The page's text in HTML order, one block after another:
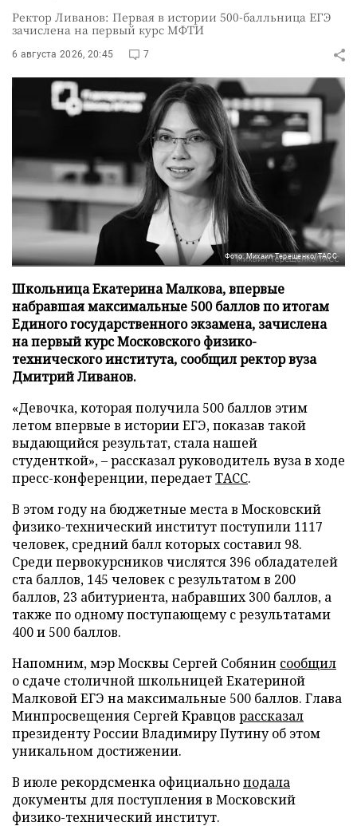
Ректор Ливанов: Первая в истории 500-балльница ЕГЭ
зачислена на первый курс МФТИ
6 августа 2026, 20:45 7
Фото: Михаил Терещенко/ТАСС
Школьница Екатерина Малкова, впервые
набравшая максимальные 500 баллов по итогам
Единого государственного экзамена, зачислена
на первый курс Московского физико-
технического института, сообщил ректор вуза
Дмитрий Ливанов.
«Девочка, которая получила 500 баллов этим
летом впервые в истории ЕГЭ, показав такой
выдающийся результат, стала нашей
студенткой», – рассказал руководитель вуза в ходе
пресс-конференции, передаетТАСС.
В этом году на бюджетные места в Московский
физико-технический институт поступили 1117
человек, средний балл которых составил 98.
Среди первокурсников числятся 396 обладателей
ста баллов, 145 человек с результатом в 200
баллов, 23 абитуриента, набравших 300 баллов, а
также по одному поступающему с результатами
400 и 500 баллов.
Напомним, мэр Москвы Сергей Собянин сообщил
о сдаче столичной школьницей Екатериной
Малковой ЕГЭ на максимальные 500 баллов. Глава
Минпросвещения Сергей Кравцов рассказал
президенту России Владимиру Путину об этом
уникальном достижении.
В июле рекордсменка официальноподала
документы для поступления в Московский
физико-технический институт.